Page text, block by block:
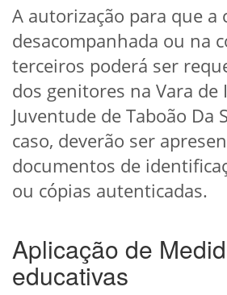
A autorização para que a
desacompanhada ou na
terceiros poderá ser
dos genitores na Vara de
Juventude de Taboão Da
caso, deverão ser
documentos de
ou cópias autenticadas.
Aplicação de
educativas